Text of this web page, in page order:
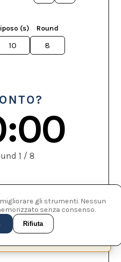
gli strumenti. Nessun
senza consenso.
Rifiuta
(s) Round
1 / 8
Ripristina